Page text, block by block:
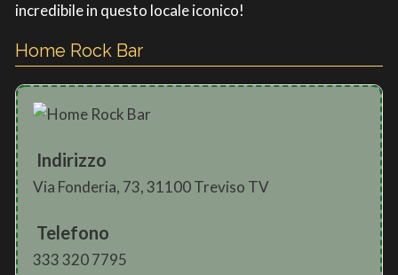
incredibile in questo locale iconico!
Home Rock Bar
Indirizzo
Via Fonderia, 73, 31100 Treviso TV
Telefono
333 320 7795